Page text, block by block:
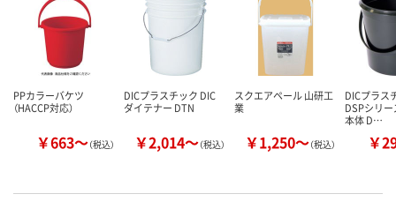
PPカラーバケツ
（HACCP対応）
￥663～（税込）
DICプラスチック DIC
ダイテナー DTN
￥2,014～（税込）
スクエアペール 山研工
業
￥1,250～（税込）
DICプラス
DSPシリ
本体 D…
￥